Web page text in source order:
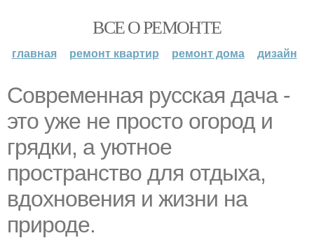
ВСЕ О РЕМОНТЕ
главная ремонт квартир ремонт дома дизайн
Современная русская дача -
это уже не просто огород и
грядки, а уютное
пространство для отдыха,
вдохновения и жизни на
природе.